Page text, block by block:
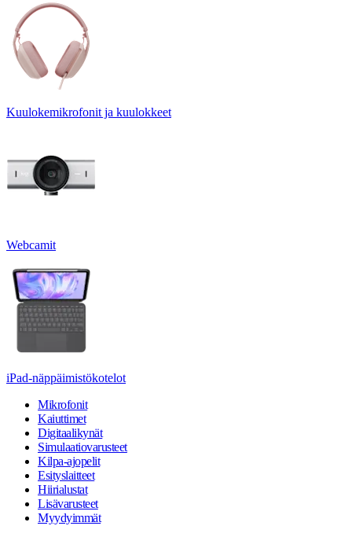
Kuulokemikrofonit ja kuulokkeet
Webcamit
iPad-näppäimistökotelot
Mikrofonit
Kaiuttimet
Digitaalikynät
Simulaatiovarusteet
Kilpa-ajopelit
Esityslaitteet
Hiirialustat
Lisävarusteet
Myydyimmät